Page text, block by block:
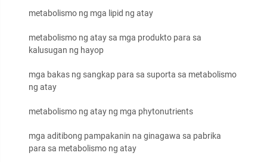
metabolismo ng mga lipid ng atay
metabolismo ng atay sa mga produkto para sa
kalusugan ng hayop
mga bakas ng sangkap para sa suporta sa metabolismo
ng atay
metabolismo ng atay ng mga phytonutrients
mga aditibong pampakanin na ginagawa sa pabrika
para sa metabolismo ng atay